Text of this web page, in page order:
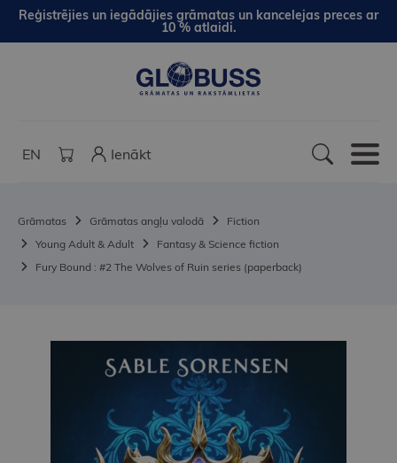
Reģistrējies un iegādājies grāmatas un kancelejas preces ar
10 % atlaidi.
EN Ienākt
Grāmatas Grāmatas angļu valodā
Fiction
Young Adult & Adult
Fantasy & Science fiction
Fury Bound : #2 The Wolves of Ruin series (paperback)